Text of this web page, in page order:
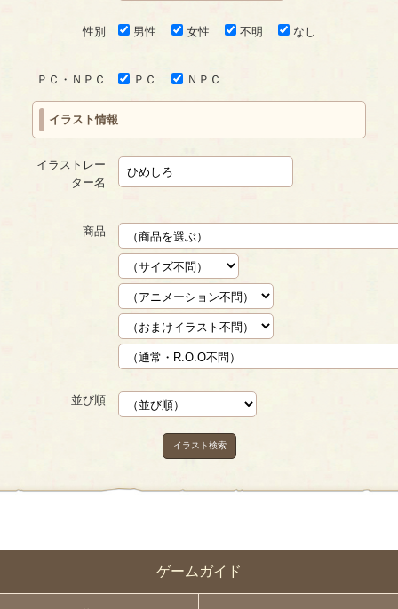
ゲームガイド
性別 男性 女性 不明 なし
ＰＣ・ＮＰＣ ＰＣ ＮＰＣ
イラスト情報
イラストレー
ター名
商品
並び順
イラスト検索